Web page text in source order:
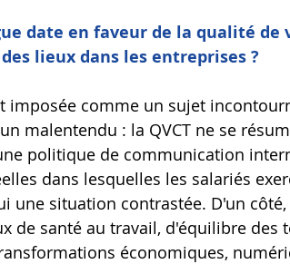
date en faveur de la qualité
lieux dans les entreprises ?
imposée comme un sujet
malentendu : la QVCT ne se
politique de communication
dans lesquelles les salariés
une situation contrastée. D'un
de santé au travail, d'équilibre des
économiques,